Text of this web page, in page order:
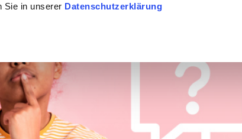
Sie in unserer Datenschutzerklärung